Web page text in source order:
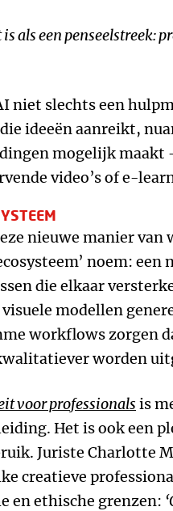
als een penseelstreek:
niet slechts een
ideeën aanreikt,
mogelijk maakt
video’s of e-
nieuwe manier
noem: een
die elkaar
modellen
workflows zorgen
worden
voor professionals is
Het is ook een
Juriste Charlotte
creatieve
en ethische grenzen: